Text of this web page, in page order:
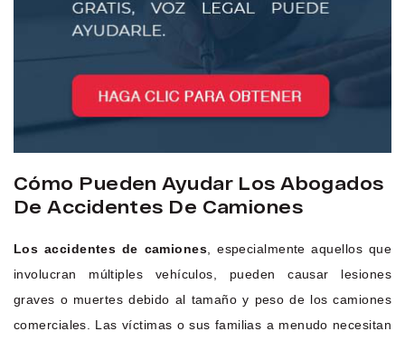
Cómo Pueden Ayudar Los Abogados
De Accidentes De Camiones
Los accidentes de camiones , especialmente aquellos que
involucran múltiples vehículos, pueden causar lesiones
graves o muertes debido al tamaño y peso de los camiones
comerciales. Las víctimas o sus familias a menudo necesitan